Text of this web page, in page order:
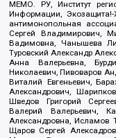
МЕМО. РУ, Институт
Информации, Экозащита!-
антимонопольная
Сергей Владимирович,
Вадимовна, Чанышева
Туровский Александр
Анна Валерьевна,
Николаевич, Пивоваров
Виталий Евгеньевич,
Александрович,
Шведов Григорий
Валерий Валерьевич,
Александровна, Исламов
Щаров Сергей